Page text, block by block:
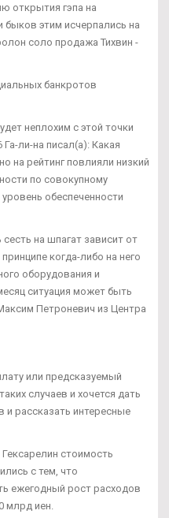
открытия гэпа на
этим исчерпались на
соло продажа Тихвин -
банкротов
неплохим с этой точки
ли-на писал(а): Какая
на рейтинг повлияли низкий
по совокупному
обеспеченности
на шпагат зависит от
когда-либо на него
оборудования и
ситуация может быть
Петроневич из Центра
или предсказуемый
случаев и хочется дать
и рассказать интересные
стоимость
с тем, что
ежегодный рост расходов
млрд иен.